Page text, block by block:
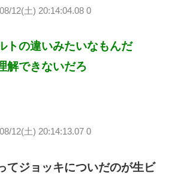
12(土) 20:14:04.08 0
トの違いみたいなもんだ
解できないだろ
12(土) 20:14:13.07 0
てジョッキについだのが生ビ